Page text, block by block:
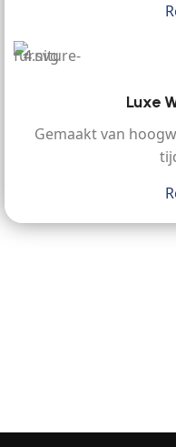
Luxe
Gemaakt van